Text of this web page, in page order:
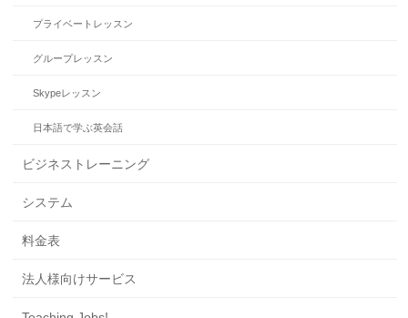
プライベートレッスン
グループレッスン
Skypeレッスン
日本語で学ぶ英会話
ビジネストレーニング
システム
料金表
法人様向けサービス